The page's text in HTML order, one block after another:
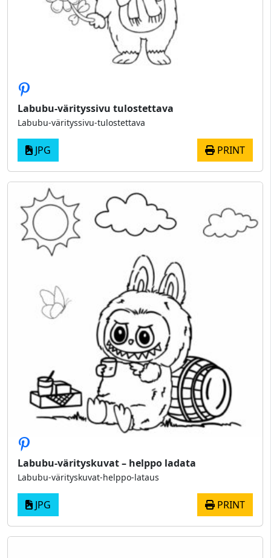
Labubu-värityssivu tulostettava
Labubu-värityssivu-tulostettava
JPG PRINT
Labubu-värityskuvat – helppo ladata
Labubu-värityskuvat-helppo-lataus
JPG PRINT